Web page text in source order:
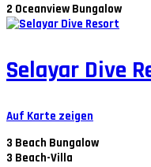
2 Oceanview Bungalow
Selayar Dive
Auf Karte zeigen
3 Beach Bungalow
3 Beach-Villa